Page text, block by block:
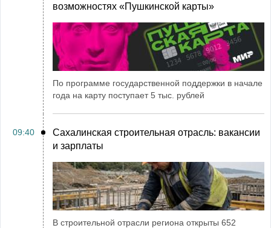
возможностях «Пушкинской карты»
По программе государственной поддержки в начале
года на карту поступает 5 тыс. рублей
09:40
Сахалинская строительная отрасль: вакансии
и зарплаты
В строительной отрасли региона открыты 652